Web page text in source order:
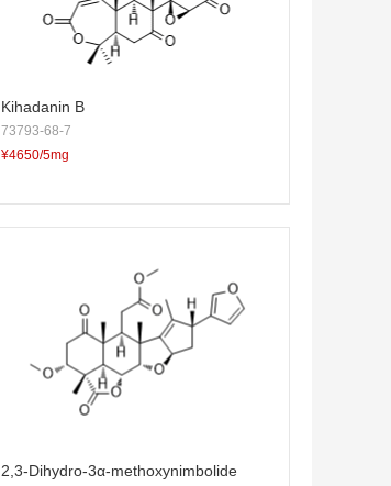
Kihadanin B
73793-68-7
¥4650/5mg
2,3-Dihydro-3α-methoxynimbolide